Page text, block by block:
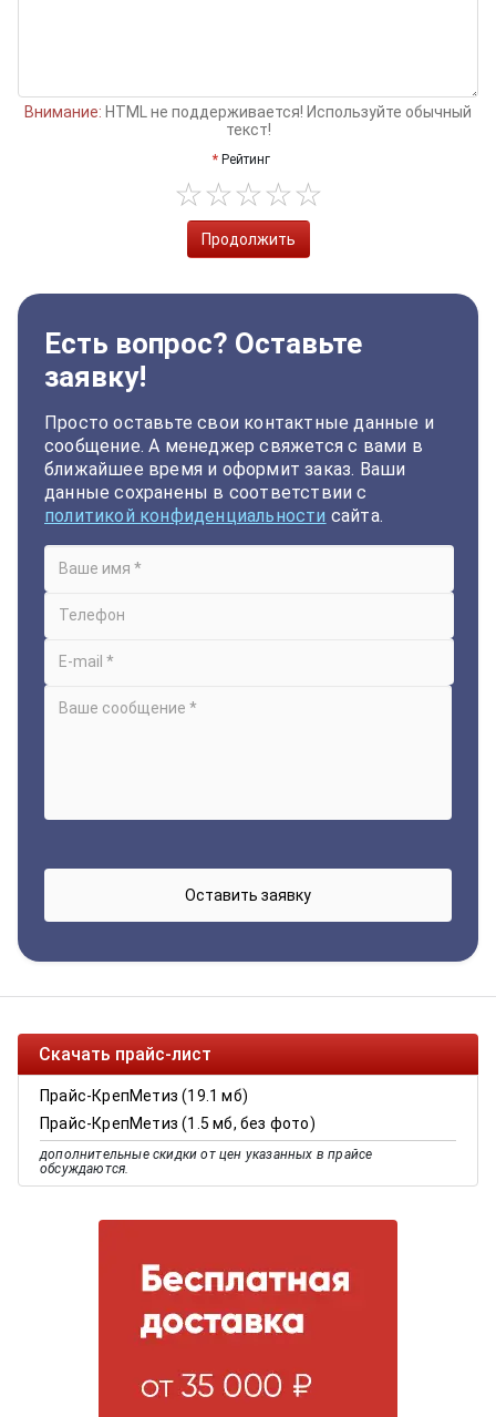
Внимание: HTML не поддерживается! Используйте обычный
текст!
Рейтинг
Продолжить
Есть вопрос? Оставьте
заявку!
Просто оставьте свои контактные данные и
сообщение. А менеджер свяжется с вами в
ближайшее время и оформит заказ. Ваши
данные сохранены в соответствии с
политикой конфиденциальности сайта.
Скачать прайс-лист
Прайс-КрепМетиз (19.1 мб)
Прайс-КрепМетиз (1.5 мб, без фото)
дополнительные скидки от цен указанных в прайсе
обсуждаются.